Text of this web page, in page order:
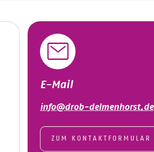
E-Mail
info@drob-delmenhorst.de
ZUM KONTAKTFORMULAR